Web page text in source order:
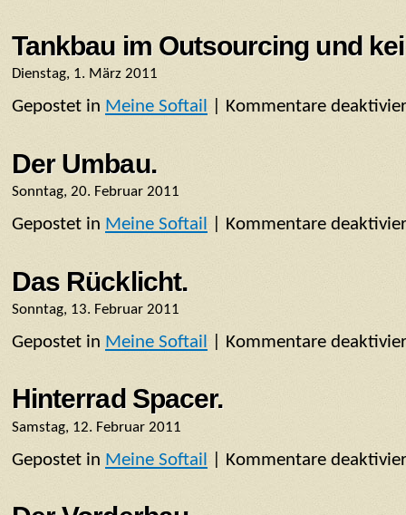
Tankbau im Outsourcing und
Dienstag, 1. März 2011
Gepostet in Meine Softail Kommentare
Der Umbau.
Sonntag, 20. Februar 2011
Gepostet in Meine Softail Kommentare
Das Rücklicht.
Sonntag, 13. Februar 2011
Gepostet in Meine Softail Kommentare
Hinterrad Spacer.
Samstag, 12. Februar 2011
Gepostet in Meine Softail Kommentare